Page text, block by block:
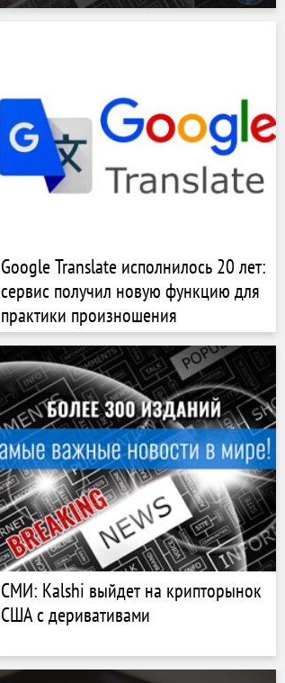
Google Translate исполнилось 20 лет:
сервис получил новую функцию для
практики произношения
СМИ: Kalshi выйдет на крипторынок
США с деривативами